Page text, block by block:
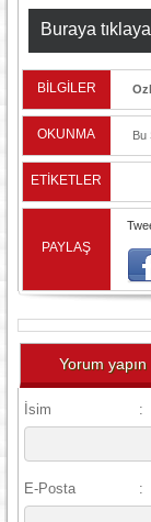
Buraya
BİLGİLER
OKUNMA Bu
ETİKETLER
PAYLAŞ
Yorum yapın
İsim :
E-Posta :